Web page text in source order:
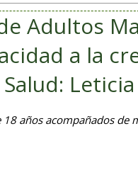
Adultos
a la
años acompañados